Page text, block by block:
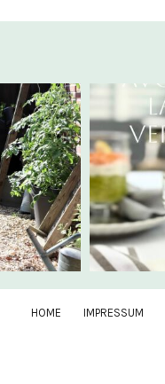
HOME IMPRESSUM